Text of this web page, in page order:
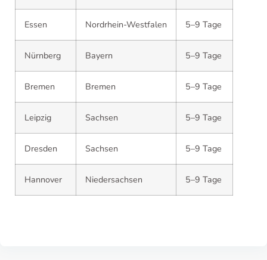
Essen Nordrhein-Westfalen 5–9 Tage
Nürnberg Bayern 5–9 Tage
Bremen Bremen 5–9 Tage
Leipzig Sachsen 5–9 Tage
Dresden Sachsen 5–9 Tage
Hannover Niedersachsen 5–9 Tage